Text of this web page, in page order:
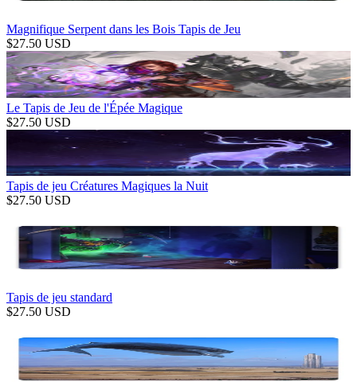
Magnifique Serpent dans les Bois Tapis de Jeu
$27.50 USD
Le Tapis de Jeu de l'Épée Magique
$27.50 USD
Tapis de jeu Créatures Magiques la Nuit
$27.50 USD
Tapis de jeu standard
$27.50 USD